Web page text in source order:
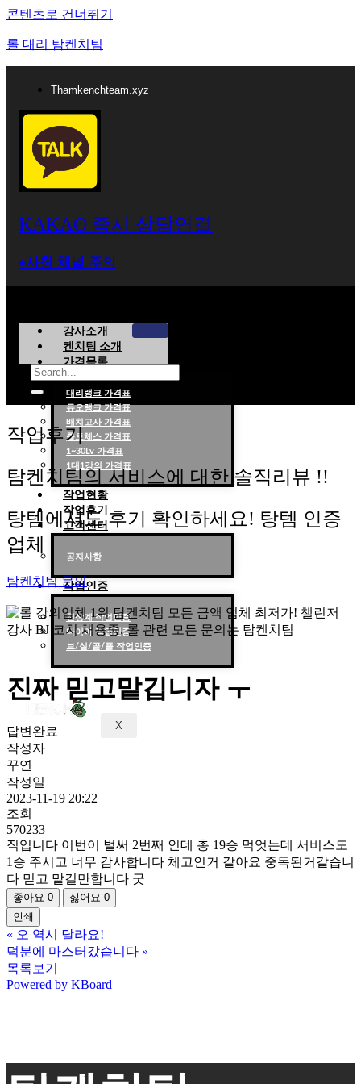
콘텐츠로 건너뛰기
롤 대리 탐켄치팀
Thamkenchteam.xyz
KAKAO 즉시 상담연결
⁕사칭 채널 주의
강사소개
켄치팀 소개
가격목록
대리랭크 가격표
듀오랭크 가격표
배치고사 가격표
롤토체스 가격표
1~30Lv 가격표
1대1강의 가격표
작업현황
작업후기
고객센터
공지사항
작업인증
천상계 작업인증
다이아 작업인증
브/실/골/플 작업인증
X
작업후기
탐켄치팀의 서비스에 대한 솔직리뷰 !!
탕템에서도 후기 확인하세요! 탕템 인증
업체
탐켄치팀 문의
진짜 믿고맡깁니자 ㅜ
답변완료
작성자
꾸연
작성일
2023-11-19 20:22
조회
570233
직입니다 이번이 벌써 2번째 인데 총 19승 먹엇는데 서비스도
1승 주시고 너무 감사합니다 체고인거 같아요 중독된거같습니
다 믿고 맡길만합니다 굿
좋아요 0 싫어요 0
인쇄
« 오 역시 달라요!
덕분에 마스터갔습니다 »
목록보기
Powered by KBoard